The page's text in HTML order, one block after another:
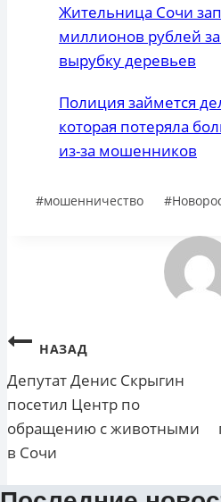
Жительница Сочи
миллионов рублей
вырубку деревьев
Полиция займется
которая потеряла
из-за мошенников
Метки
#мошенничество #
Навигация
по
записям
НАЗАД
Депутат Денис Скрыгин
посетил Центр по
обращению с животными
в Сочи